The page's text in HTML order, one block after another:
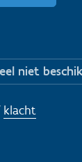
niet
klacht